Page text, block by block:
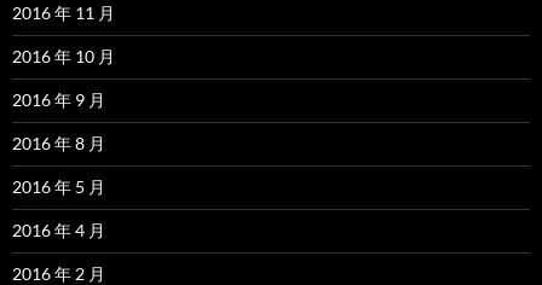
2016 年 11 月
2016 年 10 月
2016 年 9 月
2016 年 8 月
2016 年 5 月
2016 年 4 月
2016 年 2 月